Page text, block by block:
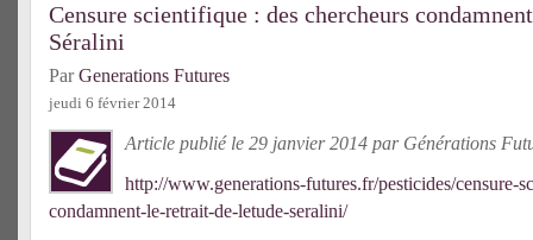
Censure scientifique : des chercheurs
Séralini
ParGenerations Futures
jeudi 6 février 2014
Article publié le 29 janvier 2014 par Générations
http://www.generations-futures.fr/pesticides/censure-
condamnent-le-retrait-de-letude-seralini/